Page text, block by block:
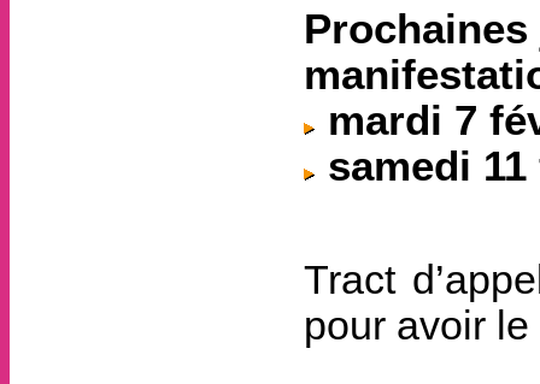
Prochaines
mardi 7
samedi
Tract
pour avoir